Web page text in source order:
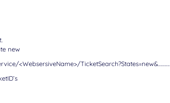
new
<WebsersiveName>/TicketSearch?States=new&……….